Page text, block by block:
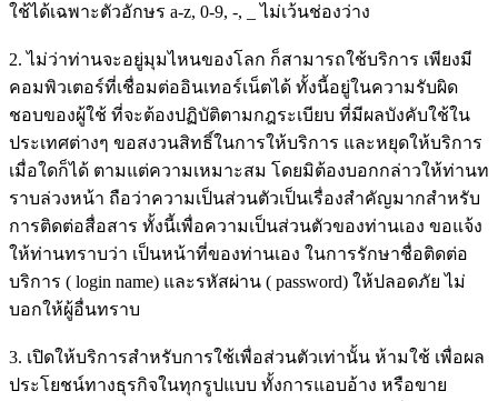
ใช้ได้เฉพาะตัวอักษร a-z, 0-9, -, _ ไม่เว้นช่องว่าง
2. ไม่ว่าท่านจะอยู่มุมไหนของโลก ก็สามารถใช้บริการ เพียงมี
คอมพิวเตอร์ที่เชื่อมต่ออินเทอร์เน็ตได้ ทั้งนี้อยู่ในความรับผิด
ชอบของผู้ใช้ ที่จะต้องปฏิบัติตามกฎระเบียบ ที่มีผลบังคับใช้ใน
ประเทศต่างๆ ขอสงวนสิทธิ์ในการให้บริการ และหยุดให้บริการ
เมื่อใดก็ได้ ตามแต่ความเหมาะสม โดยมิต้องบอกกล่าวให้ท่านท
ราบล่วงหน้า ถือว่าความเป็นส่วนตัวเป็นเรื่องสำคัญมากสำหรับ
การติดต่อสื่อสาร ทั้งนี้เพื่อความเป็นส่วนตัวของท่านเอง ขอแจ้ง
ให้ท่านทราบว่า เป็นหน้าที่ของท่านเอง ในการรักษาชื่อติดต่อ
บริการ ( login name) และรหัสผ่าน ( password) ให้ปลอดภัย ไม่
บอกให้ผู้อื่นทราบ
3. เปิดให้บริการสำหรับการใช้เพื่อส่วนตัวเท่านั้น ห้ามใช้ เพื่อผล
ประโยชน์ทางธุรกิจในทุกรูปแบบ ทั้งการแอบอ้าง หรือขาย